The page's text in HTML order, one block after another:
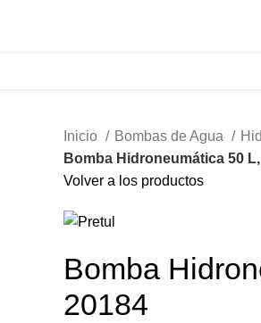
Inicio Bombas de Agua
Bomba Hidroneumática 50
Volver a los productos
Bomba
20184